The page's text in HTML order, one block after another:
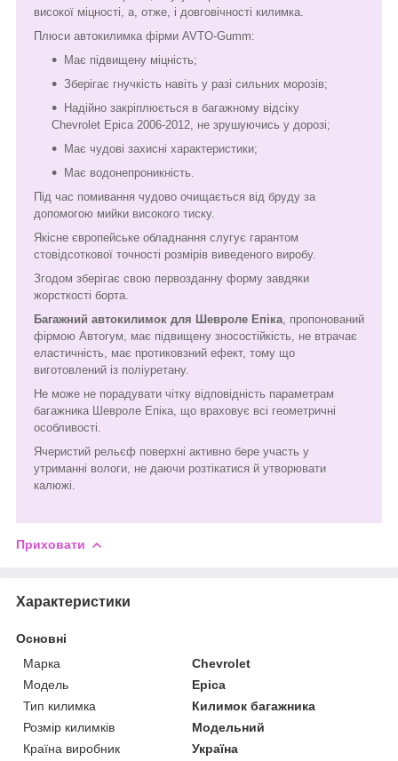
високої міцності, а, отже, і довговічності килимка.
Плюси автокилимка фірми AVTO-Gumm:
Має підвищену міцність;
Зберігає гнучкість навіть у разі сильних морозів;
Надійно закріплюється в багажному відсіку
Chevrolet Epica 2006-2012, не зрушуючись у дорозі;
Має чудові захисні характеристики;
Має водонепроникність.
Під час помивання чудово очищається від бруду за
допомогою мийки високого тиску.
Якісне європейське обладнання слугує гарантом
стовідсоткової точності розмірів виведеного виробу.
Згодом зберігає свою первозданну форму завдяки
жорсткості борта.
Багажний автокилимок для Шевроле Епіка , пропонований
фірмою Автогум, має підвищену зносостійкість, не втрачає
еластичність, має протиковзний ефект, тому що
виготовлений із поліуретану.
Не може не порадувати чітку відповідність параметрам
багажника Шевроле Епіка, що враховує всі геометричні
особливості.
Ячеристий рельєф поверхні активно бере участь у
утриманні вологи, не даючи розтікатися й утворювати
калюжі.
Приховати
Характеристики
Основні
Марка
Chevrolet
Модель
Epica
Тип килимка
Килимок багажника
Розмір килимків
Модельний
Країна виробник
Україна